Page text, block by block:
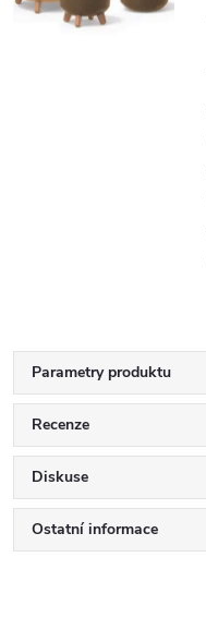
Parametry produktu
Recenze
Diskuse
Ostatní informace